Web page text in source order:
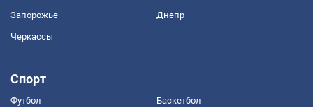
Запорожье Днепр
Черкассы
Спорт
Футбол Баскетбол